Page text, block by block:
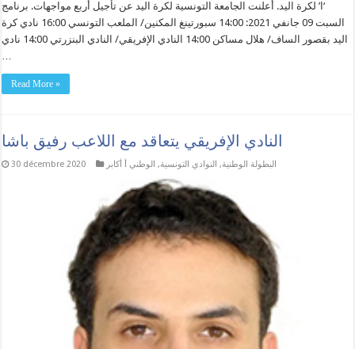
‘ا’ لكرة اليد. أعلنت الجامعة التونسية لكرة اليد عن تأجيل أربع مواجهات. برنامج
السبت 09 جانفي 2021: 14:00 سبورتينغ المكنين/ الملعب التونسي 16:00 نادي كرة
اليد بقصور الساف/ هلال مساكن 14:00 النادي الإفريقي/ النادي البنزرتي 14:00 نادي
…
Read More »
النادي الإفريقي يتعاقد مع اللاعب رفيق باشا
30 décembre 2020 البطولة الوطنية, النوادي التونسية, الوطني أ أكابر